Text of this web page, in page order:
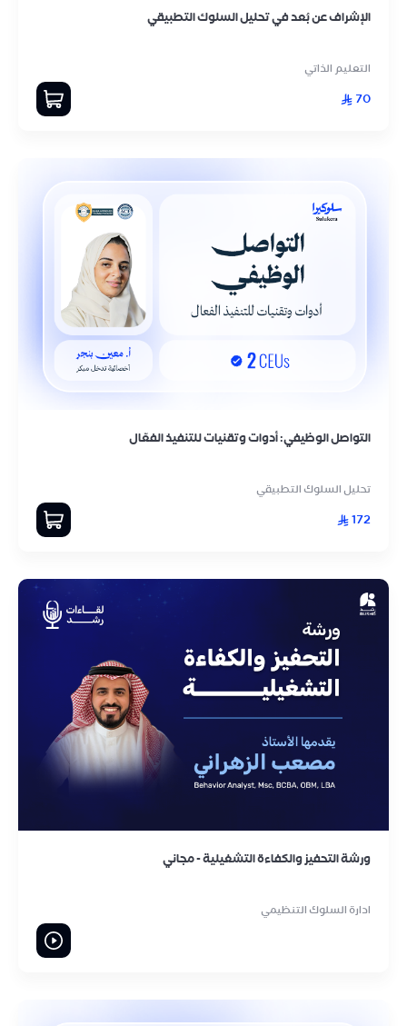
الإشراف عن بُعد في تحليل السلوك التطبيقي
التعليم الذاتي
70
التواصل الوظيفي: أدوات وتقنيات للتنفيذ الفعّال
تحليل السلوك التطبيقي
172
ورشة التحفيز والكفاءة التشغيلية - مجاني
ادارة السلوك التنظيمي